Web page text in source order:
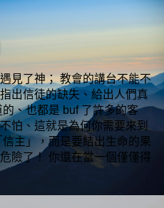
見了神； 教會的講台不能不
出信徒的缺失、給出人們真
、也都是 buf 了許多的客
怕、這就是為何你需要來到
主」，而是要結出生命的果
險了！ 你還在當一個僅僅得